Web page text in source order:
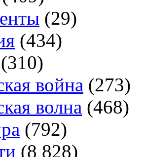
(29)
(434)
(310)
война (273)
волна (468)
(792)
(8 828)